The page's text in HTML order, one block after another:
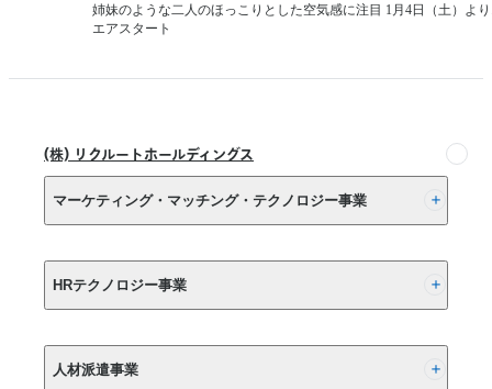
ー
『ホ
ー
ム
ジ
サ
ー
プ
姉妹のような二人のほっこりとした空気感に注目 1月4日（土）よ
エアスタート
(株) リクルートホールディングス
マーケティング・マッチング・テクノロジー事業
(株) リクルート
HRテクノロジー事業
(株) インディードリクルートパートナーズ
(株) インディードリクルートテクノロジーズ
人材派遣事業